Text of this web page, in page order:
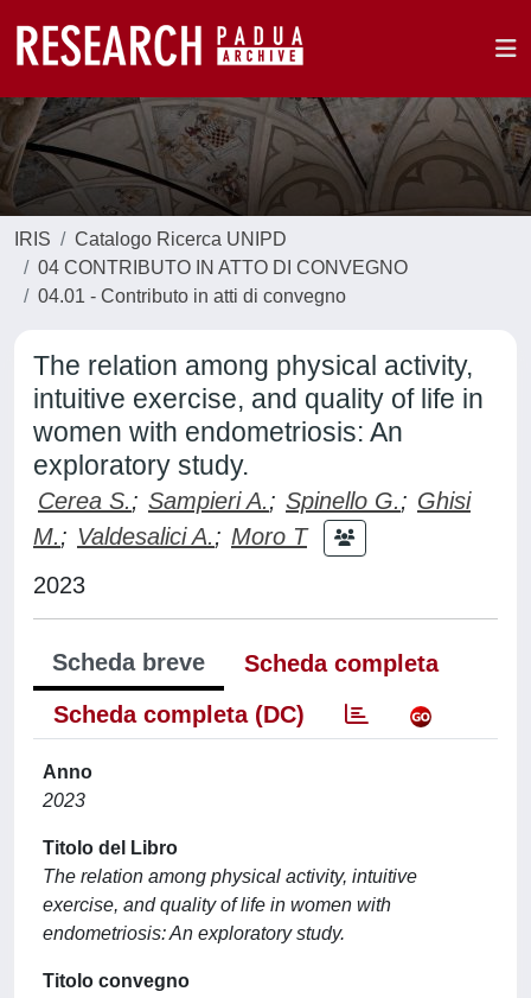
IRIS
Catalogo Ricerca UNIPD
04 CONTRIBUTO IN ATTO DI CONVEGNO
04.01 - Contributo in atti di convegno
The relation among physical activity,
intuitive exercise, and quality of life in
women with endometriosis: An
exploratory study.
Cerea S.; Sampieri A.; Spinello G.; Ghisi
M.; Valdesalici A.; Moro T
2023
Scheda breve
Scheda completa
Scheda completa (DC)
Anno
2023
Titolo del Libro
The relation among physical activity, intuitive
exercise, and quality of life in women with
endometriosis: An exploratory study.
Titolo convegno